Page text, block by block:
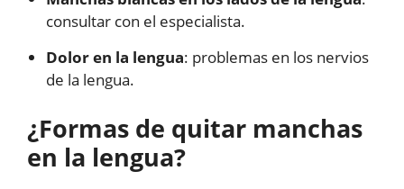
consultar con el especialista.
Dolor en la lengua: problemas en los nervios
de la lengua.
¿Formas de quitar manchas
en la lengua?